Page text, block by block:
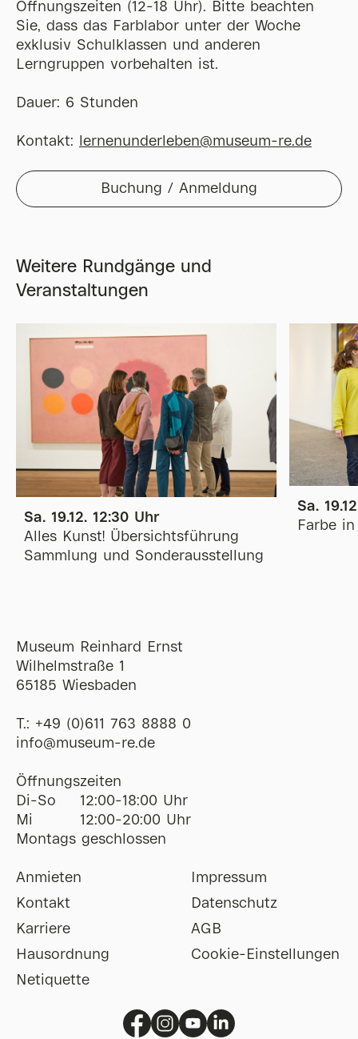
Öffnungszeiten (12-18 Uhr). Bitte beachten
Sie, dass das Farblabor unter der Woche
exklusiv Schulklassen und anderen
Lerngruppen vorbehalten ist.
Dauer: 6 Stunden
Kontakt: lernenunderleben@museum-re.de
Buchung / Anmeldung
Weitere Rundgänge und
Veranstaltungen
Sa. 19.12. 12:30 Uhr
Alles Kunst! Übersichtsführung
Sammlung und Sonderausstellung
Sa.
Farbe
Museum Reinhard Ernst
Wilhelmstraße 1
65185 Wiesbaden
T.: +49 (0)611 763 8888 0
ofni@museum-re de
Öffnungszeiten
Di-So
12:00-18:00 Uhr
Mi
12:00-20:00 Uhr
Montags geschlossen
Anmieten
Kontakt
Karriere
Hausordnung
Netiquette
Impressum
Datenschutz
AGB
Cookie-Einstellungen